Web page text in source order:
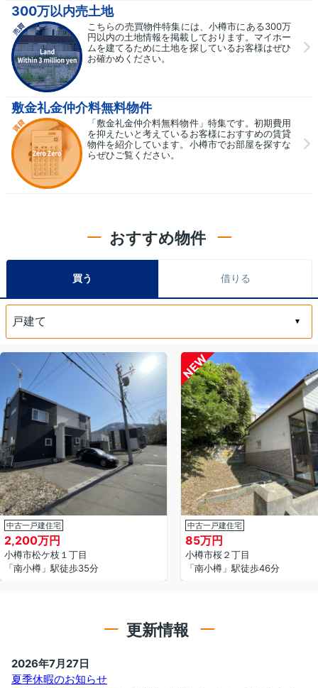
300万以内売土地
こちらの売買物件特集には、小樽市にある300万
円以内の土地情報を掲載しております。マイホー
ムを建てるために土地を探しているお客様はぜひ
お確かめください。
敷金礼金仲介料無料物件
「敷金礼金仲介料無料物件」特集です。初期費用
を抑えたいと考えているお客様におすすめの賃貸
物件を紹介しています。小樽市でお部屋を探すな
らぜひご覧ください。
おすすめ物件
買う 借りる
中古一戸建住宅
2,200万円
小樽市松ケ枝１丁目
「南小樽」駅徒歩35分
NEW
中古一戸建住宅
85万円
小樽市桜２丁目
「南小樽」駅徒歩46分
更新情報
2026年7月27日
夏季休暇のお知らせ